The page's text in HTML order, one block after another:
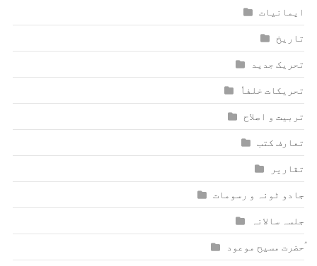
ایمانیات
تاریخ
تحریک جدید
تحریکات خلفاٗ
تربیت و اصلاح
تعارف کتب
تقاریر
جادو ٹونہ و رسومات
جلسہ سالانہ
ٰؑحضرت مسیح موعود